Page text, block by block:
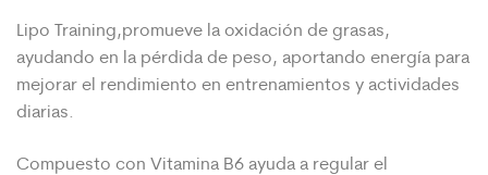
Lipo Training,promueve la oxidación de grasas,
ayudando en la pérdida de peso, aportando energía para
mejorar el rendimiento en entrenamientos y actividades
diarias.
Compuesto con Vitamina B6 ayuda a regular el